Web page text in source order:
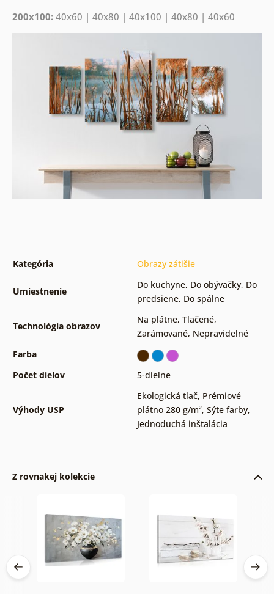
200x100: 40x60 | 40x80 | 40x100 | 40x80 | 40x60
Kategória Obrazy zátišie
Umiestnenie
Do kuchyne, Do obývačky, Do
predsiene, Do spálne
Technológia obrazov
Na plátne, Tlačené,
Zarámované, Nepravidelné
Farba
Počet dielov
5-dielne
Výhody USP
Ekologická tlač, Prémiové
plátno 280 g/m², Sýte farby,
Jednoduchá inštalácia
Z rovnakej kolekcie